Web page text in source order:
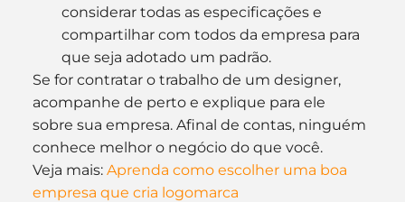
considerar todas as especificações e
compartilhar com todos da empresa para
que seja adotado um padrão.
Se for contratar o trabalho de um designer,
acompanhe de perto e explique para ele
sobre sua empresa. Afinal de contas, ninguém
conhece melhor o negócio do que você.
Veja mais: Aprenda como escolher uma boa
empresa que cria logomarca